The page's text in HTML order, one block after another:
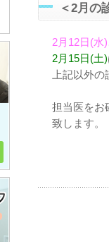
＜2月の
2月12日(水)
2月15日(土)
上記以外
担当医をお
致します。